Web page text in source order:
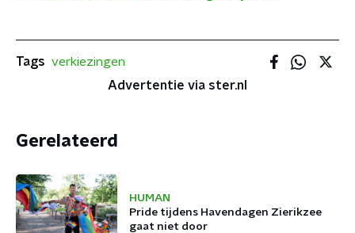
Tags verkiezingen
Advertentie via ster.nl
Gerelateerd
HUMAN
Pride tijdens Havendagen Zierikzee
gaat niet door